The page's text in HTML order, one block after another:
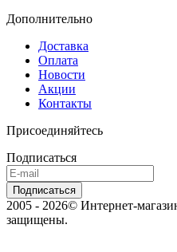
Дополнительно
Доставка
Оплата
Новости
Акции
Контакты
Присоединяйтесь
Подписаться
2005 - 2026© Интернет-
защищены.